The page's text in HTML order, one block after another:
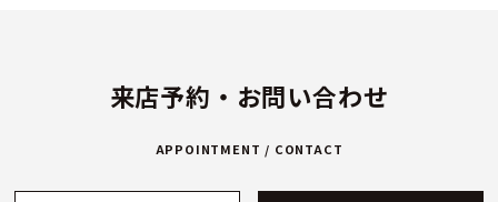
来店予約・お問い合わせ
APPOINTMENT / CONTACT